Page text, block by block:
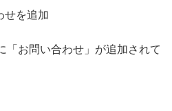
せを追加
「お問い合わせ」が追加されて